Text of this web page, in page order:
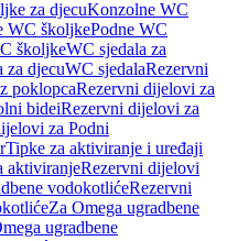
za djecuKonzolne WC
WC školjkePodne WC
školjkeWC sjedala za
za djecuWC sjedalaRezervni
poklopcaRezervni dijelovi za
bideiRezervni dijelovi za
za Podni
Tipke za aktiviranje i uređaji
aktiviranjeRezervni dijelovi
vodokotlićeRezervni
Za Omega ugradbene
ugradbene